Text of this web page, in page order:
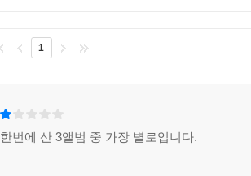
1
한번에 산 3앨범 중 가장 별로입니다.